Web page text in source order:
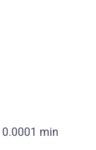
0.0001 min